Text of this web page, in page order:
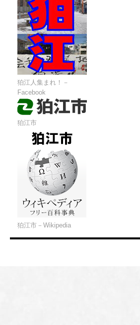
狛江人集まれ！－
Facebook
狛江市
狛江市－Wikipedia